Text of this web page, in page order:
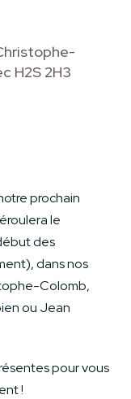
H2S 2H3
prochain
le
des
dans nos
Colomb,
ou Jean
pour vous
!